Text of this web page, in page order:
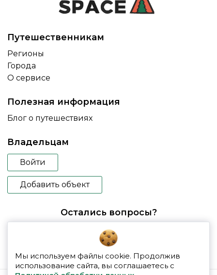
Путешественникам
Регионы
Города
О сервисе
Полезная информация
Блог о путешествиях
Владельцам
Войти
Добавить объект
Остались вопросы?
booking@glampspace.ru
Мы используем файлы cookie. Продолжив
использование сайта, вы соглашаетесь с